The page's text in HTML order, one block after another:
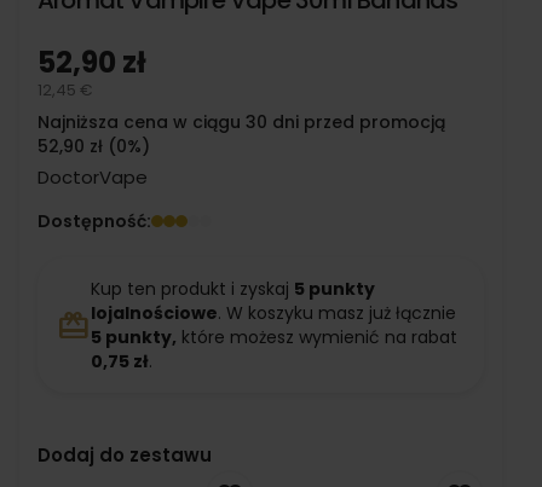
52,90 zł
12,45 €
Najniższa cena w ciągu 30 dni przed promocją
52,90 zł (0%)
DoctorVape
Dostępność:
redeem
Kup ten produkt i zyskaj 5 punkty
lojalnościowe. W koszyku masz już łącznie
5 punkty, które możesz wymienić na rabat
0,75 zł.
Dodaj do zestawu